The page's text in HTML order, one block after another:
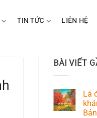
TIN TỨC LIÊN HỆ
BÀI VIẾT
Lá